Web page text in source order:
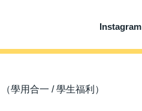
Instagram
學用合一 / 學生福利）